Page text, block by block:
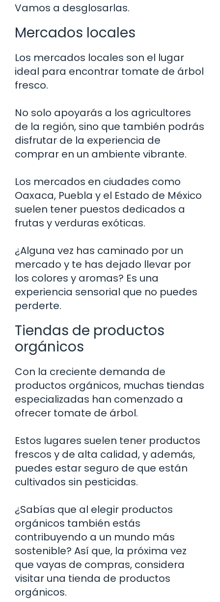
Vamos a desglosarlas.
Mercados locales
Los mercados locales son el lugar
ideal para encontrar tomate de árbol
fresco.
No solo apoyarás a los agricultores
de la región, sino que también podrás
disfrutar de la experiencia de
comprar en un ambiente vibrante.
Los mercados en ciudades como
Oaxaca, Puebla y el Estado de México
suelen tener puestos dedicados a
frutas y verduras exóticas.
¿Alguna vez has caminado por un
mercado y te has dejado llevar por
los colores y aromas? Es una
experiencia sensorial que no puedes
perderte.
Tiendas de productos
orgánicos
Con la creciente demanda de
productos orgánicos, muchas tiendas
especializadas han comenzado a
ofrecer tomate de árbol.
Estos lugares suelen tener productos
frescos y de alta calidad, y además,
puedes estar seguro de que están
cultivados sin pesticidas.
¿Sabías que al elegir productos
orgánicos también estás
contribuyendo a un mundo más
sostenible? Así que, la próxima vez
que vayas de compras, considera
visitar una tienda de productos
orgánicos.